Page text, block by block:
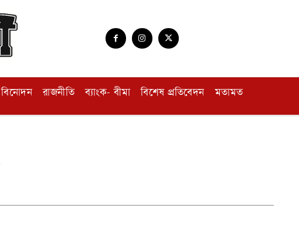
বিনোদন রাজনীতি ব্যাংক- বীমা বিশেষ প্রতিবেদন মতামত